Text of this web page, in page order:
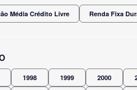
Média Crédito Livre Renda Fixa
1998 1999 2000